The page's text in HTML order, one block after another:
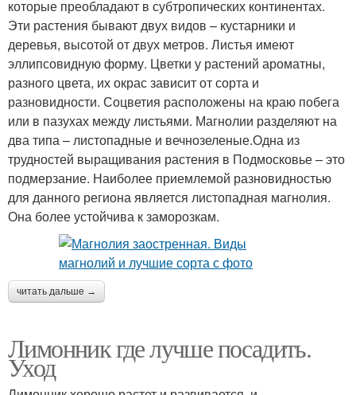
которые преобладают в субтропических континентах.
Эти растения бывают двух видов – кустарники и
деревья, высотой от двух метров. Листья имеют
эллипсовидную форму. Цветки у растений ароматны,
разного цвета, их окрас зависит от сорта и
разновидности. Соцветия расположены на краю побега
или в пазухах между листьями. Магнолии разделяют на
два типа – листопадные и вечнозеленые.Одна из
трудностей выращивания растения в Подмосковье – это
подмерзание. Наиболее приемлемой разновидностью
для данного региона является листопадная магнолия.
Она более устойчива к заморозкам.
читать дальше →
Лимонник где лучше посадить.
Уход